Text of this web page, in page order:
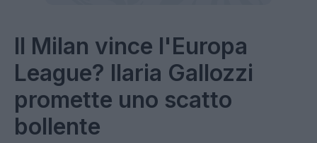
Il Milan vince l'Europa
League? Ilaria Gallozzi
promette uno scatto
bollente